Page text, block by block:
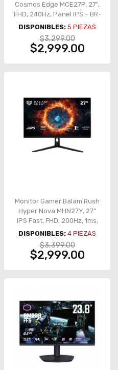
Cosmos Edge MCE27P, 27",
FHD, 240Hz, Panel IPS – BR-
944120
DISPONIBLES: 5 PIEZAS
$3,299.00
$2,999.00
Monitor Gamer Balam Rush
Hyper Nova MHN27Y, 27"
IPS Fast, FHD, 200Hz, 1ms,
Plano - BR-942973
DISPONIBLES: 4 PIEZAS
$3,399.00
$2,999.00